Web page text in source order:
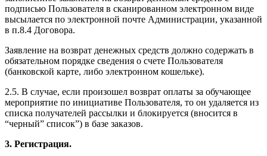
подписью Пользователя в сканированном электронном виде
высылается по электронной почте Администрации, указанной
в п.8.4 Договора.
Заявление на возврат денежных средств должно содержать в
обязательном порядке сведения о счете Пользователя
(банковской карте, либо электронном кошельке).
2.5. В случае, если произошел возврат оплаты за обучающее
мероприятие по инициативе Пользователя, то он удаляется из
списка получателей рассылки и блокируется (вносится в
“черный” список”) в базе заказов.
3. Регистрация.